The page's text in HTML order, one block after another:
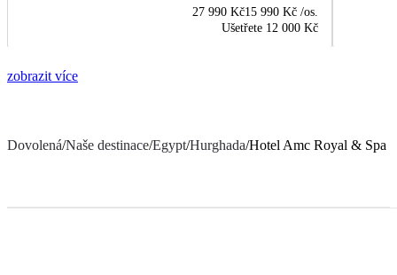
27 990 Kč15 990 Kč /os.
Ušetřete 12 000 Kč
zobrazit více
Dovolená/Naše destinace/Egypt/Hurghada/Hotel Amc Royal & Spa